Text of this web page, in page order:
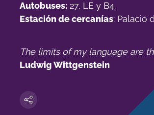
Autobuses: 27, LE y B4.
Estación de cercanías: Palacio
The limits of my language are
Ludwig Wittgenstein